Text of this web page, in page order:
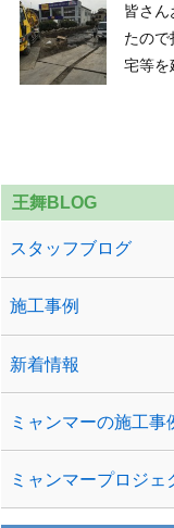
皆さん
たので
宅等を
王舞BLOG
スタッフブログ
施工事例
新着情報
ミャンマーの施工事
ミャンマープロジェ